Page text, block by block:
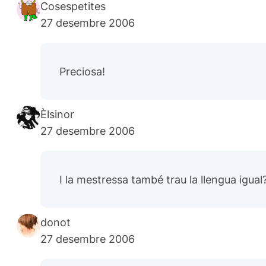
Cosespetites
27 desembre 2006
Preciosa!
Èlsinor
27 desembre 2006
I la mestressa també trau la llengua
donot
27 desembre 2006